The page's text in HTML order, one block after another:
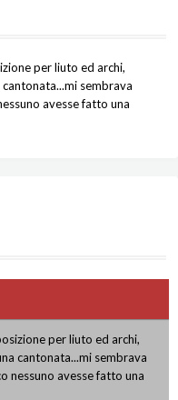
per liuto ed archi,
sembrava
avesse fatto una
per liuto ed archi,
cantonata...mi sembrava
nessuno avesse fatto una